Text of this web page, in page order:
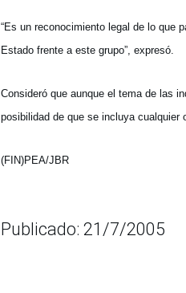
“Es un reconocimiento legal de lo que
Estado frente a este grupo”, expresó.
Consideró que aunque el tema de las
posibilidad de que se incluya cualquier
(FIN)PEA/JBR
Publicado: 21/7/2005